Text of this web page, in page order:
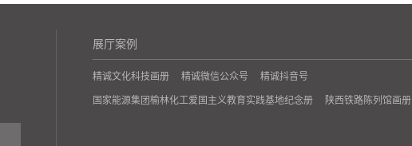
展厅案例
精诚文化科技画册 精诚微信公众号 精诚抖音号
国家能源集团榆林化工爱国主义教育实践基地纪念册 陕西铁路陈列馆画册